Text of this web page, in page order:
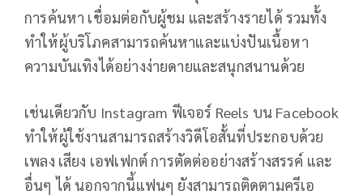
การค้นหา เชื่อมต่อกับผู้ชม และสร้างรายได้ รวมทั้ง
ทำให้ผู้บริโภคสามารถค้นหาและแบ่งปันเนื้อหา
ความบันเทิงได้อย่างง่ายดายและสนุกสนานด้วย
เช่นเดียวกับ Instagram ฟีเจอร์ Reels บน Facebook
ทำให้ผู้ใช้งานสามารถสร้างวิดีโอสั้นที่ประกอบด้วย
เพลง เสียง เอฟเฟกต์ การตัดต่ออย่างสร้างสรรค์ และ
อื่นๆ ได้ นอกจากนี้แฟนๆ ยังสามารถติดตามครีเอ